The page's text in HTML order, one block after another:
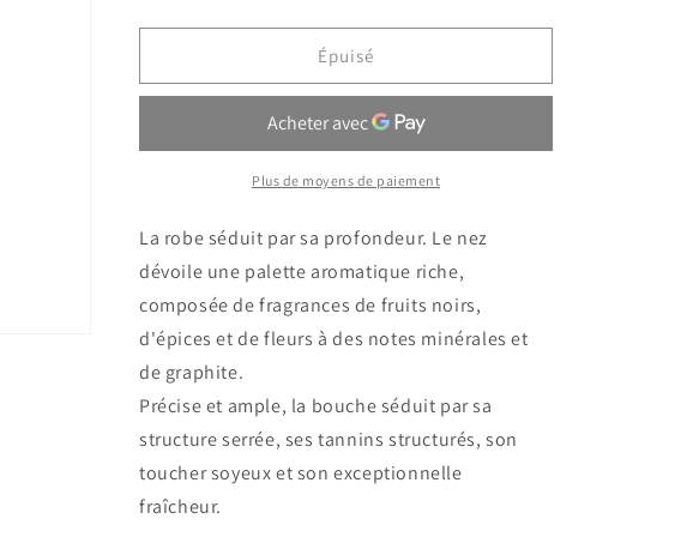
la
quantité
CHATEAU
BEAUCAILLOU
2021
Rouge
Ltr
la
quantité
CHATEAU
BEAUCAILLOU
2021
Saint
Rouge
Ltr
Épuisé
Plus de moyens de paiement
La robe séduit par sa profondeur. Le nez
dévoile une palette aromatique riche,
composée de fragrances de fruits noirs,
d'épices et de fleurs à des notes minérales et
de graphite.
Précise et ample, la bouche séduit par sa
structure serrée, ses tannins structurés, son
toucher soyeux et son exceptionnelle
fraîcheur.